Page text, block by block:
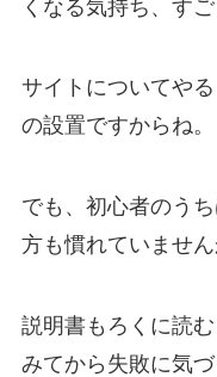
くなる気持ち、す
サイトについてや
の設置ですからね。
でも、初心者のう
方も慣れていませ
説明書もろくに読
みてから失敗に気